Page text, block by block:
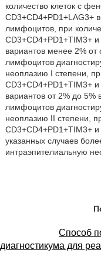
количество клеток с
CD3+CD4+PD1+LAG3+
лимфоцитов, при
CD3+CD4+PD1+TIM3+
вариантов менее 2%
лимфоцитов
неоплазию I степени,
CD3+CD4+PD1+TIM3+
вариантов от 2% до
лимфоцитов
неоплазию II степени,
CD3+CD4+PD1+TIM3+
указанных случаев
интраэпителиальную
Способ
диагностикума для